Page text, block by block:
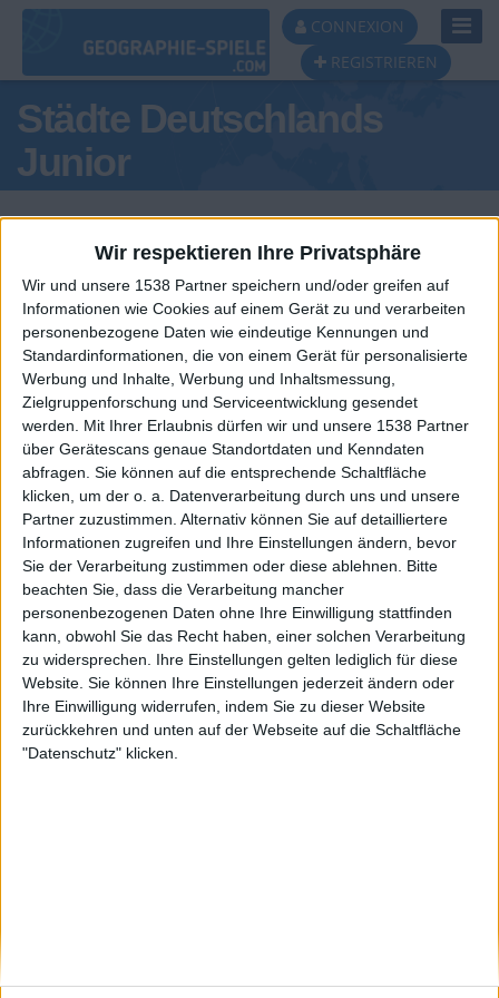
Wir respektieren Ihre Privatsphäre
Wir und unsere 1538 Partner speichern und/oder greifen auf
Informationen wie Cookies auf einem Gerät zu und verarbeiten
personenbezogene Daten wie eindeutige Kennungen und
Standardinformationen, die von einem Gerät für personalisierte
Werbung und Inhalte, Werbung und Inhaltsmessung,
Zielgruppenforschung und Serviceentwicklung gesendet
werden. Mit Ihrer Erlaubnis dürfen wir und unsere 1538 Partner
über Gerätescans genaue Standortdaten und Kenndaten
abfragen. Sie können auf die entsprechende Schaltfläche
klicken, um der o. a. Datenverarbeitung durch uns und unsere
Partner zuzustimmen. Alternativ können Sie auf detailliertere
Informationen zugreifen und Ihre Einstellungen ändern, bevor
Sie der Verarbeitung zustimmen oder diese ablehnen. Bitte
beachten Sie, dass die Verarbeitung mancher
personenbezogenen Daten ohne Ihre Einwilligung stattfinden
kann, obwohl Sie das Recht haben, einer solchen Verarbeitung
zu widersprechen. Ihre Einstellungen gelten lediglich für diese
Website. Sie können Ihre Einstellungen jederzeit ändern oder
Ihre Einwilligung widerrufen, indem Sie zu dieser Website
zurückkehren und unten auf der Webseite auf die Schaltfläche
"Datenschutz" klicken.
CONNEXION
REGISTRIEREN
Städte Deutschlands
Junior
Tagespodest
#1
GELSENKIRCHEN
#2
LA.VIDA.LOCA
#3
ManiMamao
#4 jupp
🇺🇸 We noticed you’re visiting
from an English-speaking
country
Join our American version now and be
among the firsts to submit your score
on our leaderboards!